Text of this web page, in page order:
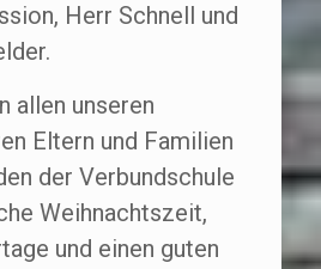
Herr Schnell und
allen unseren
Eltern und Familien
der Verbundschule
Weihnachtszeit,
und einen guten